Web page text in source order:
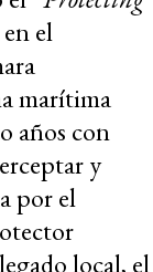
el
marítima
años con
y
por el
local, el